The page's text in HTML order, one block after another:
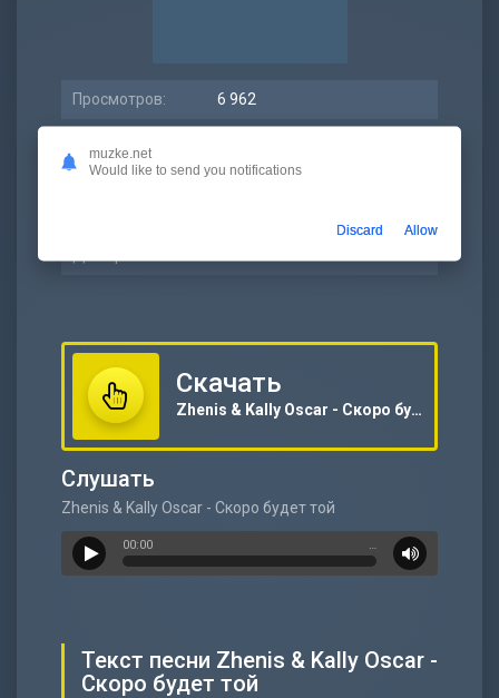
Просмотров: 6 962
Размер: 5.17 МБ
Скачать
Zhenis & Kally Oscar - Скоро будет той
Слушать
Zhenis & Kally Oscar - Скоро будет той
00:00 …
Текст песни Zhenis & Kally Oscar -
Скоро будет той
muzke.net
Would like to send you notifications
Discard Allow